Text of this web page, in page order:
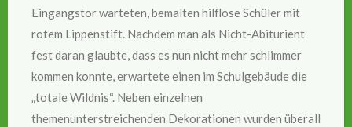
Eingangstor warteten, bemalten hilflose Schüler mit
rotem Lippenstift. Nachdem man als Nicht-Abiturient
fest daran glaubte, dass es nun nicht mehr schlimmer
kommen konnte, erwartete einen im Schulgebäude die
„totale Wildnis“. Neben einzelnen
themenunterstreichenden Dekorationen wurden überall